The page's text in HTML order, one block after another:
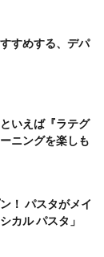
すめする、デパ
いえば『ラテグ
ニングを楽しも
！ パスタがメイ
カル パスタ」